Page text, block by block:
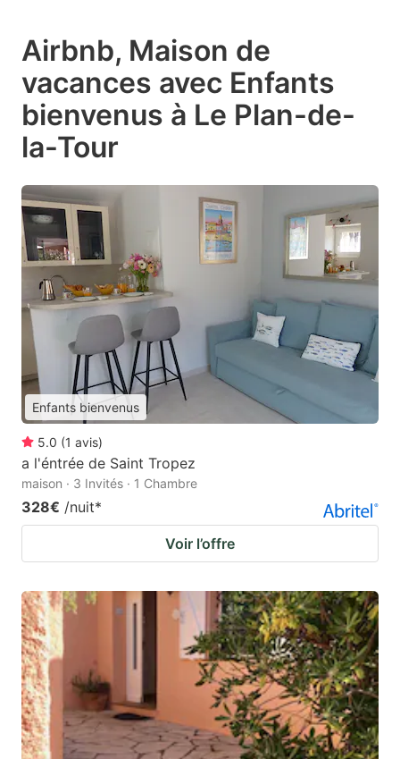
Airbnb, Maison de
vacances avec Enfants
bienvenus à Le Plan-de-
la-Tour
Enfants bienvenus
5.0 (1 avis)
a l'éntrée de Saint Tropez
maison · 3 Invités · 1 Chambre
328€ /nuit*
Voir l’offre